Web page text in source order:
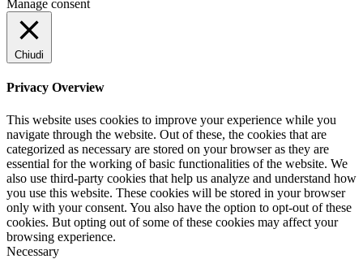
Manage consent
Chiudi
Privacy Overview
This website uses cookies to improve your experience while you
navigate through the website. Out of these, the cookies that are
categorized as necessary are stored on your browser as they are
essential for the working of basic functionalities of the website. We
also use third-party cookies that help us analyze and understand how
you use this website. These cookies will be stored in your browser
only with your consent. You also have the option to opt-out of these
cookies. But opting out of some of these cookies may affect your
browsing experience.
Necessary